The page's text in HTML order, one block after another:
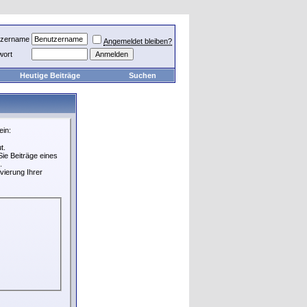
Angemeldet bleiben?
Heutige Beiträge Suchen
Beiträge eines
Ihrer